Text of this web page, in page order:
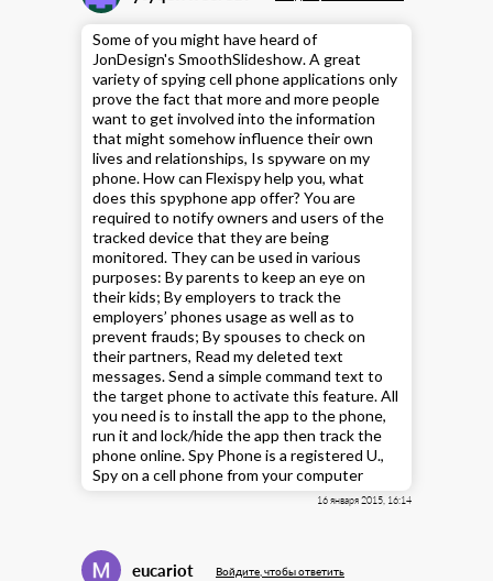
Some of you might have heard of
JonDesign's SmoothSlideshow. A great
variety of spying cell phone applications only
prove the fact that more and more people
want to get involved into the information
that might somehow influence their own
lives and relationships, Is spyware on my
phone. How can Flexispy help you, what
does this spyphone app offer? You are
required to notify owners and users of the
tracked device that they are being
monitored. They can be used in various
purposes: By parents to keep an eye on
their kids; By employers to track the
employers’ phones usage as well as to
prevent frauds; By spouses to check on
their partners, Read my deleted text
messages. Send a simple command text to
the target phone to activate this feature. All
you need is to install the app to the phone,
run it and lock/hide the app then track the
phone online. Spy Phone is a registered U.,
Spy on a cell phone from your computer
16 января 2015, 16:14
eucariot Войдите, чтобы ответить